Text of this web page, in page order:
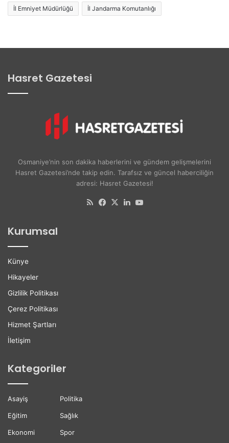
İl Emniyet Müdürlüğü İl Jandarma Komutanlığı
Hasret Gazetesi
Osmaniye’nin son dakika haberlerini ve gündem gelişmelerini
Hasret Gazetesi’nde takip edin. Tarafsız ve güncel haberciliğin
adresi: Hasret Gazetesi!
RSS Facebook
X LinkedIn
Kurumsal
Künye
Hikayeler
Gizlilik Politikası
Çerez Politikası
Hizmet Şartları
İletişim
Kategoriler
Asayiş
Eğitim
Ekonomi
Politika
Sağlık
Spor